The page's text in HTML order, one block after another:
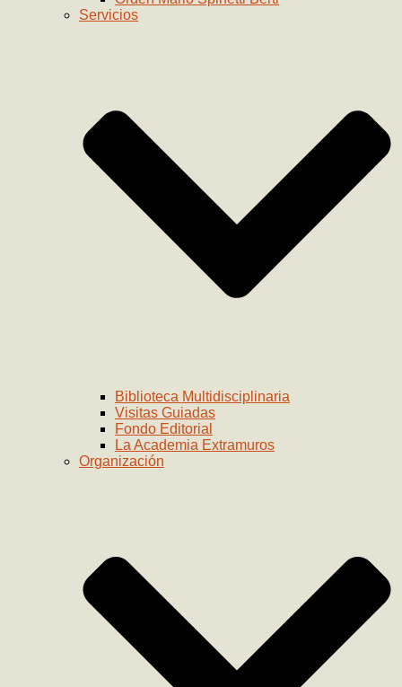
Servicios
Biblioteca Multidisciplinaria
Visitas Guiadas
Fondo Editorial
La Academia Extramuros
Organización